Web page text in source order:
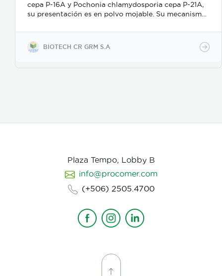
cepa P-16A y Pochonia chlamydosporia cepa P-21A,
su presentación es en polvo mojable. Su mecanismo
contacto, se adhiere a las masas de huevos, forma
apresorios con hifas que ingresan a través de los
poros de la vitelina, posteriormente prolifera en los
BIOTECH CR GRM S.A
Plaza Tempo, Lobby B
info@procomer.com
(+506) 2505.4700